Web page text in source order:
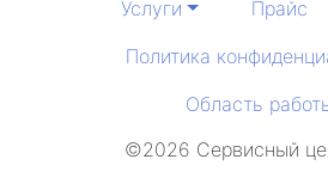
Услуги Прайс
Политика
Область
©2026 Сервисный